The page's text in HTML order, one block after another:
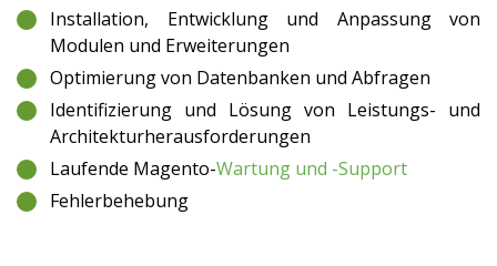
Installation, Entwicklung und Anpassung von
Modulen und Erweiterungen
Optimierung von Datenbanken und Abfragen
Identifizierung und Lösung von Leistungs- und
Architekturherausforderungen
Laufende Magento-Wartung und -Support
Fehlerbehebung